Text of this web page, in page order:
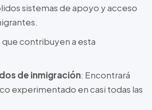
sistemas de apoyo y acceso
contribuyen a esta
de inmigración: Encontrará
experimentado en casi todas las